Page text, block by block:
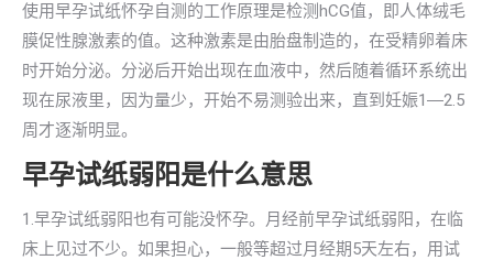
使用早孕试纸怀孕自测的工作原理是检测hCG值，即人体绒毛
膜促性腺激素的值。这种激素是由胎盘制造的，在受精卵着床
时开始分泌。分泌后开始出现在血液中，然后随着循环系统出
现在尿液里，因为量少，开始不易测验出来，直到妊娠1―2.5
周才逐渐明显。
早孕试纸弱阳是什么意思
1.早孕试纸弱阳也有可能没怀孕。月经前早孕试纸弱阳，在临
床上见过不少。如果担心，一般等超过月经期5天左右，用试